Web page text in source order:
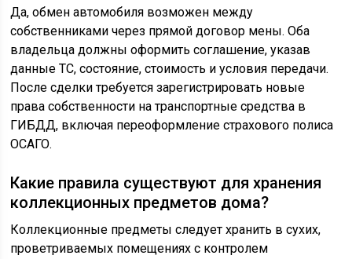
Да, обмен автомобиля возможен между
собственниками через прямой договор мены. Оба
владельца должны оформить соглашение, указав
данные ТС, состояние, стоимость и условия передачи.
После сделки требуется зарегистрировать новые
права собственности на транспортные средства в
ГИБДД, включая переоформление страхового полиса
ОСАГО.
Какие правила существуют для хранения
коллекционных предметов дома?
Коллекционные предметы следует хранить в сухих,
проветриваемых помещениях с контролем